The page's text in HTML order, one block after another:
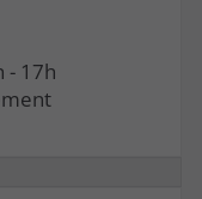
- 17h